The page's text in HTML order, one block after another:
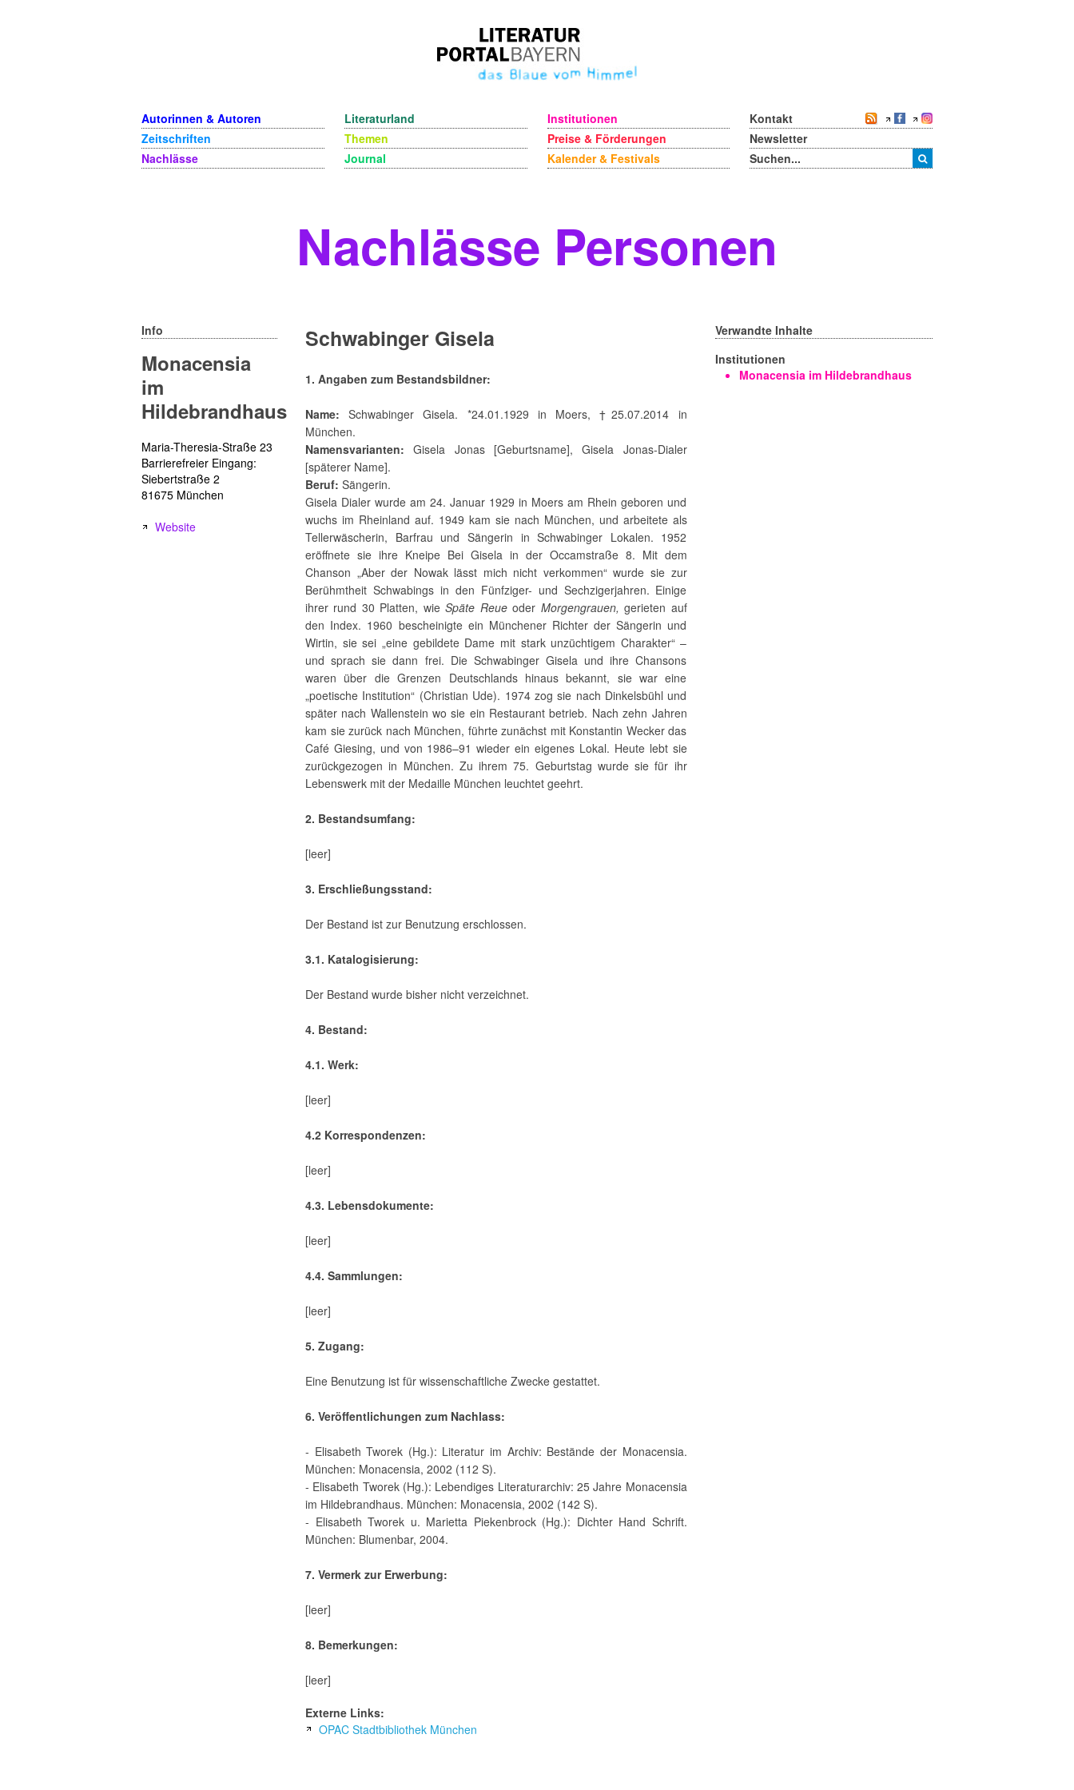
Autorinnen & Autoren
Zeitschriften
Nachlässe
Literaturland
Themen
Journal
Institutionen
Preise & Förderungen
Kalender & Festivals
Kontakt
Newsletter
Nachlässe Personen
Info
Monacensia
im
Hildebrandhaus
Maria-Theresia-Straße 23
Barrierefreier Eingang:
Siebertstraße 2
81675 München
Website
Schwabinger Gisela
1. Angaben zum Bestandsbildner:
Name: Schwabinger Gisela. *24.01.1929 in Moers, †25.07.2014 in
München.
Namensvarianten: Gisela Jonas [Geburtsname], Gisela Jonas-Dialer
[späterer Name].
Beruf: Sängerin.
Gisela Dialer wurde am 24. Januar 1929 in Moers am Rhein geboren und
wuchs im Rheinland auf. 1949 kam sie nach München, und arbeitete als
Tellerwäscherin, Barfrau und Sängerin in Schwabinger Lokalen. 1952
eröffnete sie ihre Kneipe Bei Gisela in der Occamstraße 8. Mit dem
Chanson „Aber der Nowak lässt mich nicht verkommen“ wurde sie zur
Berühmtheit Schwabings in den Fünfziger- und Sechzigerjahren. Einige
ihrer rund 30 Platten, wieSpäte Reueoder Morgengrauen, gerieten auf
den Index. 1960 bescheinigte ein Münchener Richter der Sängerin und
Wirtin, sie sei „eine gebildete Dame mit stark unzüchtigem Charakter“ –
und sprach sie dann frei. Die Schwabinger Gisela und ihre Chansons
waren über die Grenzen Deutschlands hinaus bekannt, sie war eine
„poetische Institution“ (Christian Ude). 1974 zog sie nach Dinkelsbühl und
später nach Wallenstein wo sie ein Restaurant betrieb. Nach zehn Jahren
kam sie zurück nach München, führte zunächst mit Konstantin Wecker das
Café Giesing, und von 1986–91 wieder ein eigenes Lokal. Heute lebt sie
zurückgezogen in München. Zu ihrem 75. Geburtstag wurde sie für ihr
Lebenswerk mit der Medaille München leuchtet geehrt.
2. Bestandsumfang:
[leer]
3. Erschließungsstand:
Der Bestand ist zur Benutzung erschlossen.
3.1. Katalogisierung:
Der Bestand wurde bisher nicht verzeichnet.
4. Bestand:
4.1. Werk:
[leer]
4.2 Korrespondenzen:
[leer]
4.3. Lebensdokumente:
[leer]
4.4. Sammlungen:
[leer]
5. Zugang:
Eine Benutzung ist für wissenschaftliche Zwecke gestattet.
6. Veröffentlichungen zum Nachlass:
- Elisabeth Tworek (Hg.): Literatur im Archiv: Bestände der Monacensia.
München: Monacensia, 2002 (112 S).
- Elisabeth Tworek (Hg.): Lebendiges Literaturarchiv: 25 Jahre Monacensia
im Hildebrandhaus. München: Monacensia, 2002 (142 S).
- Elisabeth Tworek u. Marietta Piekenbrock (Hg.): Dichter Hand Schrift.
München: Blumenbar, 2004.
7. Vermerk zur Erwerbung:
[leer]
8. Bemerkungen:
[leer]
Externe Links:
OPAC Stadtbibliothek München
Verwandte Inhalte
Institutionen
Monacensia im Hildebrandhaus